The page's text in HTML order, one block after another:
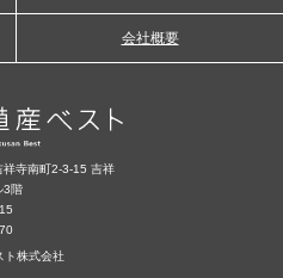
会社概要
祥寺南町2-3-15 吉祥
3階
ト株式会社